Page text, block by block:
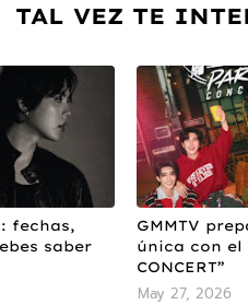
TAL VEZ TE
fechas,
saber
GMMTV
única con el
CONCERT”
May 27, 2026